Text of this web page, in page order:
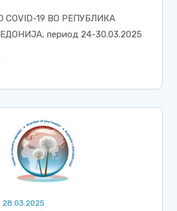
COVID-19 ВО РЕПУБЛИКА
период 24-30.03.2025
28.03.2025